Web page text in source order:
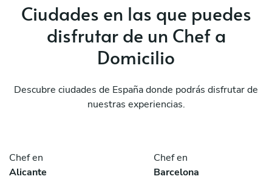
Ciudades en las que puedes
disfrutar de un Chef a
Domicilio
Descubre ciudades de España donde podrás disfrutar de
nuestras experiencias.
Chef en
Alicante
Chef en
Barcelona